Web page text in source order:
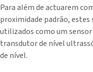
Para além de actuarem
proximidade padrão,
utilizados como um
transdutor de nível
de nível.